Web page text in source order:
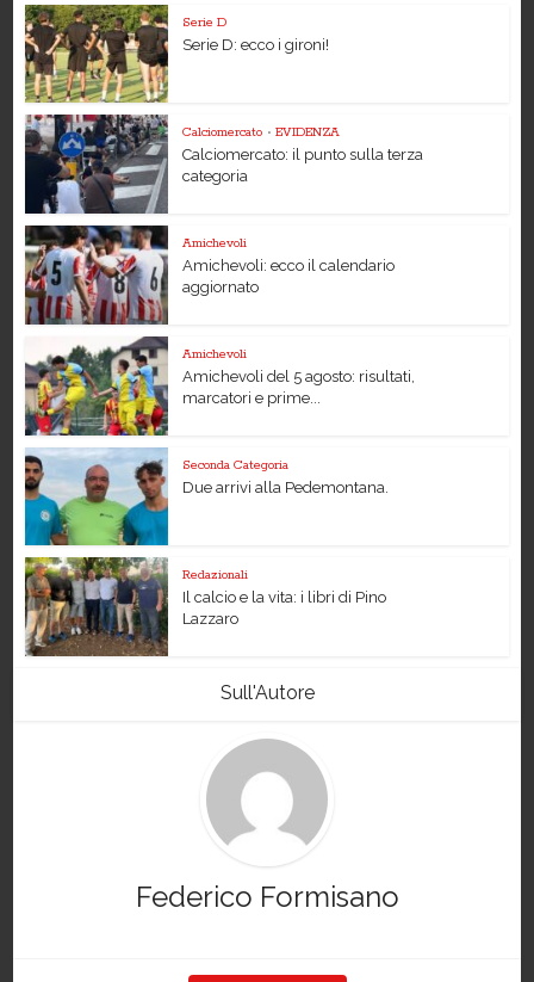
Serie D
Serie D: ecco i gironi!
Calciomercato • EVIDENZA
Calciomercato: il punto sulla terza
categoria
Amichevoli
Amichevoli: ecco il calendario
aggiornato
Amichevoli
Amichevoli del 5 agosto: risultati,
marcatori e prime...
Seconda Categoria
Due arrivi alla Pedemontana.
Redazionali
Il calcio e la vita: i libri di Pino
Lazzaro
Sull'Autore
Federico Formisano